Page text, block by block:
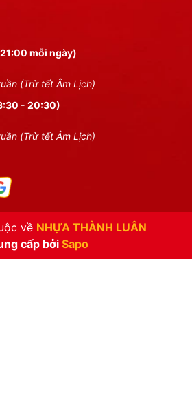
mỗi ngày)
(Trừ tết Âm Lịch)
- 20:30)
(Trừ tết Âm Lịch)
về NHỰA THÀNH LUÂN
cấp bởi Sapo